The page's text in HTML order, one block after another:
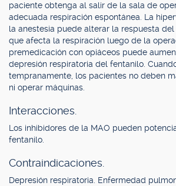
paciente obtenga al salir de la sala de
adecuada respiración espontánea. La
la anestesia puede alterar la respuesta
que afecta la respiración luego de la
premedicación con opiáceos puede
depresión respiratoria del fentanilo.
tempranamente, los pacientes no deben
ni operar máquinas.
Interacciones.
Los inhibidores de la MAO pueden
fentanilo.
Contraindicaciones.
Depresión respiratoria. Enfermedad